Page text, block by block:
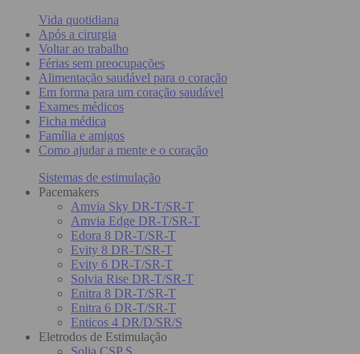
Vida quotidiana
Após a cirurgia
Voltar ao trabalho
Férias sem preocupações
Alimentação saudável para o coração
Em forma para um coração saudável
Exames médicos
Ficha médica
Família e amigos
Como ajudar a mente e o coração
Sistemas de estimulação
Pacemakers
Amvia Sky DR-T/SR-T
Amvia Edge DR-T/SR-T
Edora 8 DR-T/SR-T
Evity 8 DR-T/SR-T
Evity 6 DR-T/SR-T
Solvia Rise DR-T/SR-T
Enitra 8 DR-T/SR-T
Enitra 6 DR-T/SR-T
Enticos 4 DR/D/SR/S
Eletrodos de Estimulação
Solia CSP S